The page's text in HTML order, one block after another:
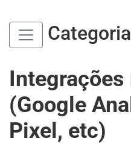
Integrações
(Google
Pixel, etc)